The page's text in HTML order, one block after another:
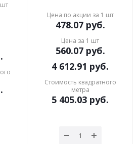
Цена по акции за 1 шт
478.07руб.
Цена за 1 шт
560.07руб.
4 612.91 руб.
Стоимость квадратного
метра
5 405.03 руб.